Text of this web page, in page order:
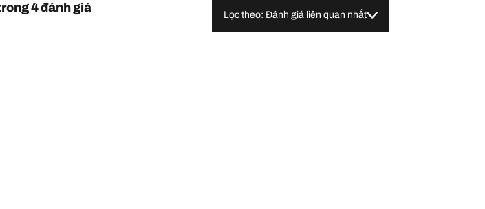
4 đánh giá
Lọc theo: Đánh giá liên quan nhất